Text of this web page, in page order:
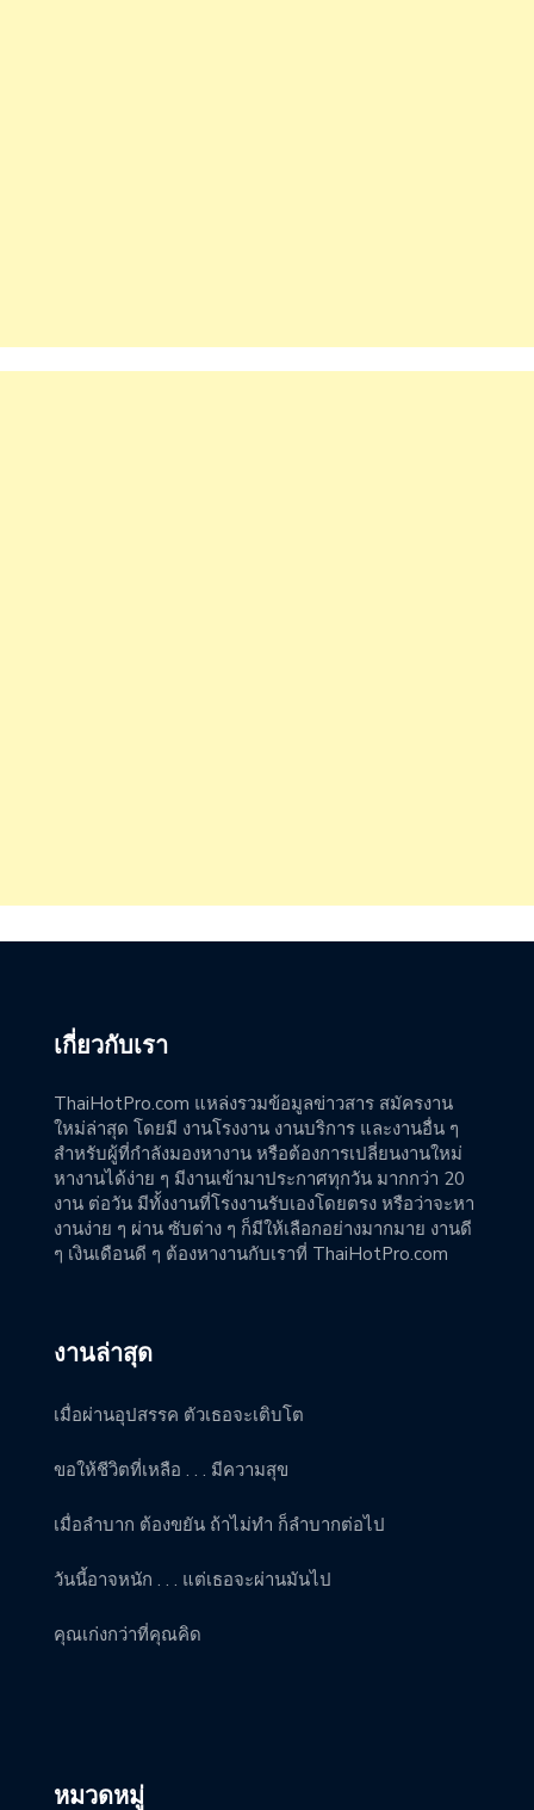
เกี่ยวกับเรา
ThaiHotPro.com แหล่งรวมข้อมูลข่าวสาร สมัครงาน
ใหม่ล่าสุด โดยมี งานโรงงาน งานบริการ และงานอื่น ๆ
สำหรับผู้ที่กำลังมองหางาน หรือต้องการเปลี่ยนงานใหม่
หางานได้ง่าย ๆ มีงานเข้ามาประกาศทุกวัน มากกว่า 20
งาน ต่อวัน มีทั้งงานที่โรงงานรับเองโดยตรง หรือว่าจะหา
งานง่าย ๆ ผ่าน ซับต่าง ๆ ก็มีให้เลือกอย่างมากมาย งานดี
ๆ เงินเดือนดี ๆ ต้องหางานกับเราที่ ThaiHotPro.com
งานล่าสุด
เมื่อผ่านอุปสรรค ตัวเธอจะเติบโต
ขอให้ชีวิตที่เหลือ . . . มีความสุข
เมื่อลำบาก ต้องขยัน ถ้าไม่ทำ ก็ลำบากต่อไป
วันนี้อาจหนัก . . . แต่เธอจะผ่านมันไป
คุณเก่งกว่าที่คุณคิด
หมวดหมู่